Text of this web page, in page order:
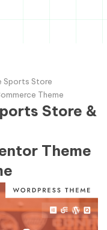
Sports Store
Theme
Store &
Theme